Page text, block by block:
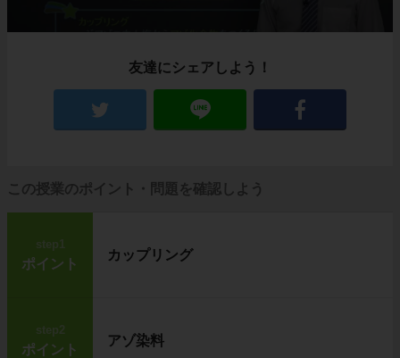
友達にシェアしよう！
この授業のポイント・問題を確認しよう
step1
ポイント
カップリング
step2
ポイント
アゾ染料